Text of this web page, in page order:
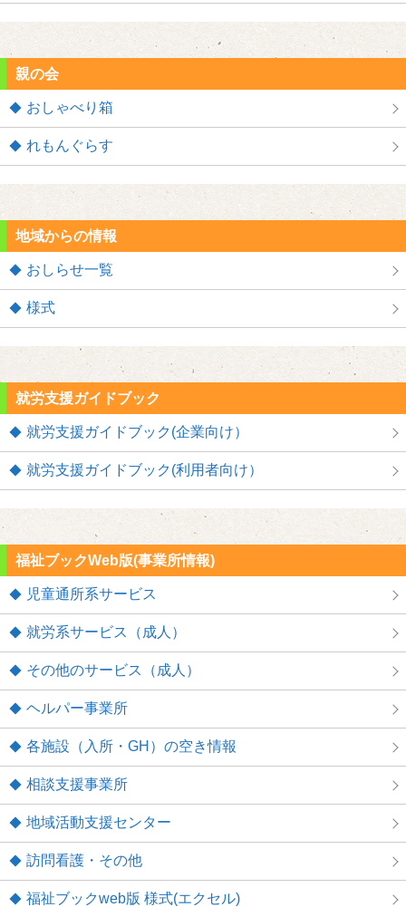
親の会
おしゃべり箱
れもんぐらす
地域からの情報
おしらせ一覧
様式
就労支援ガイドブック
就労支援ガイドブック(企業向け）
就労支援ガイドブック(利用者向け）
福祉ブックWeb版(事業所情報)
児童通所系サービス
就労系サービス（成人）
その他のサービス（成人）
ヘルパー事業所
各施設（入所・GH）の空き情報
相談支援事業所
地域活動支援センター
訪問看護・その他
福祉ブックweb版 様式(エクセル)